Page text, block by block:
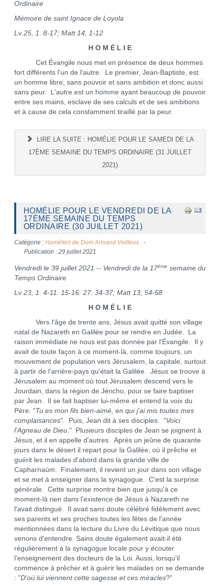
Ordinaire
Mémoire de saint Ignace de Loyola
Lv 25, 1. 8-17; Matt 14, 1-12
H O M É L I E
Cet Évangile nous met en présence de deux hommes
fort différents l'un de l'autre. Le premier, Jean-Baptiste, est
un homme libre, sans pouvoir et sans ambition et donc aussi
sans peur. L'autre est un homme ayant beaucoup de pouvoir
entre ses mains, esclave de ses calculs et de ses ambitions
et à cause de cela constamment tiraillé par la peur.
LIRE LA SUITE : HOMÉLIE POUR LE SAMEDI DE LA
17ÈME SEMAINE DU TEMPS ORDINAIRE (31 JUILLET
2021)
HOMÉLIE POUR LE VENDREDI DE LA
17ÈME SEMAINE DU TEMPS
ORDINAIRE (30 JUILLET 2021)
Catégorie : Homélies de Dom Armand Veilleux
Publication : 29 juillet 2021
Vendredi le 39 juillet 2021 -- Vendredi de la 17ème semaine du
Temps Ordinaire
Lv 23, 1. 4-11. 15-16. 27. 34-37; Matt 13, 54-58
H O M É L I E
Vers l'âge de trente ans, Jésus avait quitté son village
natal de Nazareth en Galilée pour se rendre en Judée. La
raison immédiate ne nous est pas donnée par l'Évangile. Il y
avait de toute façon à ce moment-là, comme toujours, un
mouvement de population vers Jérusalem, la capitale, surtout
à partir de l'arrière-pays qu'était la Galilée. Jésus se trouve à
Jérusalem au moment où tout Jérusalem descend vers le
Jourdain, dans la région de Jéricho, pour se faire baptiser
par Jean. Il se fait baptiser lui-même et entend la voix du
Père: "Tu es mon fils bien-aimé, en qui j'ai mis toutes mes
complaisances". Puis, Jean dit à ses disciples: "Voici
l'Agneau de Dieu." Plusieurs disciples de Jean se joignent à
Jésus, et il en appelle d'autres. Après un jeûne de quarante
jours dans le désert il repart pour la Galilée, où il prêche et
guérit les malades d'abord dans la grande ville de
Capharnaüm. Finalement, il revient un jour dans son village
et se met à enseigner dans la synagogue. C'est la surprise
générale. Cette surprise montre bien que jusqu'à ce
moment-là rien dans l'existence de Jésus à Nazareth ne
l'avait distingué. Il avait sans doute célébré fidèlement avec
ses parents et ses proches toutes les fêtes de l'année
mentionnées dans la lecture du Livre du Lévitique que nous
venons d'entendre. Sains doute également avait-il été
régulièrement à la synagogue locale pour y écouter
l'enseignement des docteurs de la Loi. Aussi, lorsqu'il
commence à prêcher et à guérir les malades on se demande
: "D'où lui viennent cette sagesse et ces miracles?"